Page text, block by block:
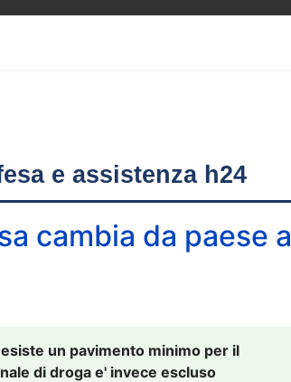
e assistenza h24
cambia da paese a
un pavimento minimo per il
di droga e' invece escluso